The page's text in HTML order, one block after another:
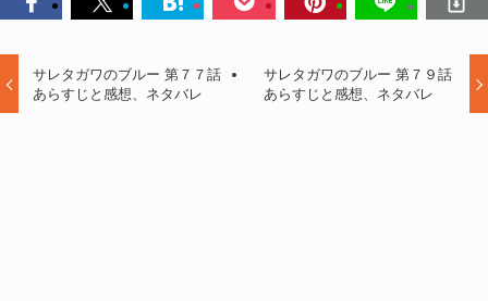
サレタガワのブルー 第７７話
あらすじと感想、ネタバレ
サレタガワのブルー 第７９話
あらすじと感想、ネタバレ